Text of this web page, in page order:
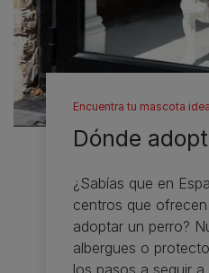
Encuentra tu mascota
Dónde
¿Sabías que en
centros que
adoptar un perro?
albergues o
los pasos a seguir